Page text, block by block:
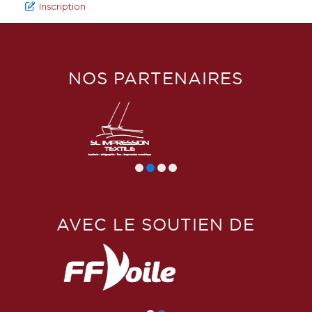
Inscription
NOS PARTENAIRES
AVEC LE SOUTIEN DE